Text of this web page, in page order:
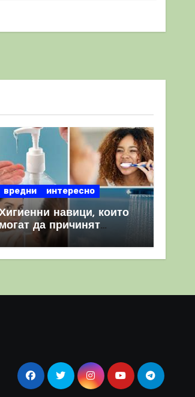
вредни интересно
навици, които
могат да причинят
повече вреда, отколкото